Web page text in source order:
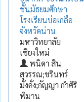
ชั้นมัธยมศึกษา
โรงเรียนบ่อเกลือ
จังหวัดน่าน
มหาวิทยาลัย
เชียงใหม่
พนิดา สิน
สุวรรณ;ชรินทร์
มั่งคั่ง;กัญญา กำศิริ
พิมาน